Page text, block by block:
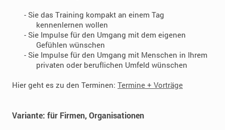
- Sie das Training kompakt an einem Tag
kennenlernen wollen
- Sie Impulse für den Umgang mit dem eigenen
Gefühlen wünschen
- Sie Impulse für den Umgang mit Menschen in Ihrem
privaten oder beruflichen Umfeld wünschen
Hier geht es zu den Terminen: Termine + Vorträge
Variante: für Firmen, Organisationen